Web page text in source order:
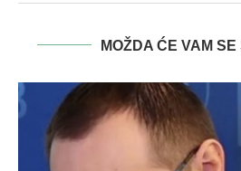
MOŽDA ĆE VAM SE